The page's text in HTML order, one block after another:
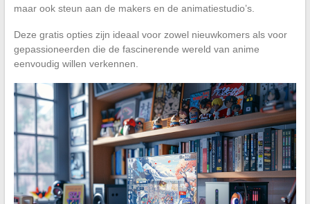
maar ook steun aan de makers en de animatiestudio’s.
Deze gratis opties zijn ideaal voor zowel nieuwkomers als voor
gepassioneerden die de fascinerende wereld van anime
eenvoudig willen verkennen.